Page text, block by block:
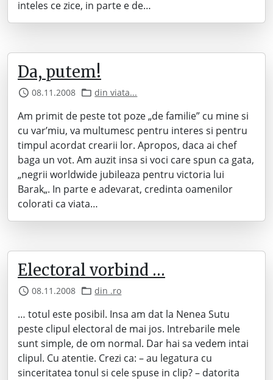
inteles ce zice, in parte e de…
Da, putem!
08.11.2008 din viata...
Am primit de peste tot poze „de familie” cu mine si
cu var’miu, va multumesc pentru interes si pentru
timpul acordat crearii lor. Apropos, daca ai chef
baga un vot. Am auzit insa si voci care spun ca gata,
„negrii worldwide jubileaza pentru victoria lui
Barak„. In parte e adevarat, credinta oamenilor
colorati ca viata…
Electoral vorbind …
08.11.2008 din .ro
… totul este posibil. Insa am dat la Nenea Sutu
peste clipul electoral de mai jos. Intrebarile mele
sunt simple, de om normal. Dar hai sa vedem intai
clipul. Cu atentie. Crezi ca: – au legatura cu
sinceritatea tonul si cele spuse in clip? – datorita